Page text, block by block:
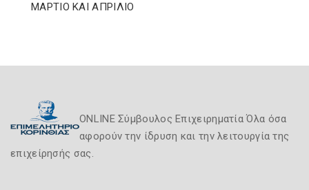
ΜΑΡΤΙΟ ΚΑΙ ΑΠΡΙΛΙΟ
ONLINE Σύμβουλος Επιχειρηματία Όλα όσα
αφορούν την ίδρυση και την λειτουργία της
επιχείρησής σας.